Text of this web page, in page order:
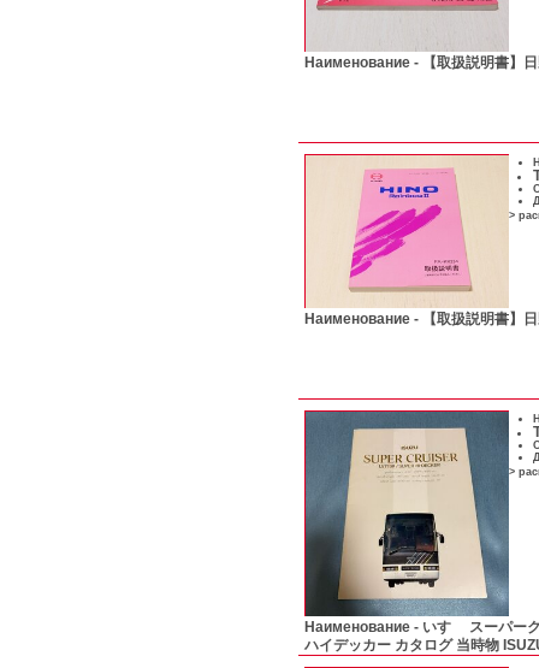
Наименование - 【取扱説明書】
>
Наименование - 【取扱説明書】
>
Наименование - いすゞ スーパー
ハイデッカー カタログ 当時物